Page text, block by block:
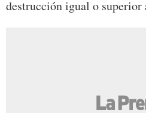
destrucción igual o superior